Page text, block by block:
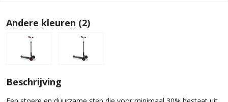
Andere kleuren (2)
Beschrijving